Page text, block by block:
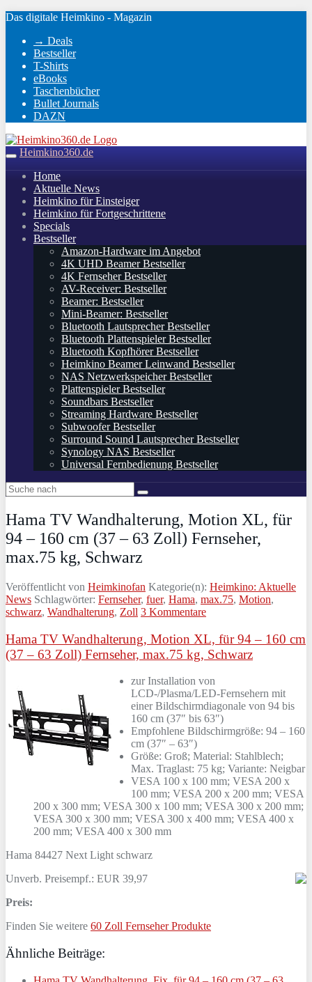
Skip
main
content
Das digitale Heimkino - Magazin
→ Deals
Bestseller
T-Shirts
eBooks
Taschenbücher
Bullet Journals
DAZN
Toggle
navigation
Heimkino360.de
Home
Aktuelle News
Heimkino für Einsteiger
Heimkino für Fortgeschrittene
Specials
Bestseller
Amazon-Hardware im Angebot
4K UHD Beamer Bestseller
4K Fernseher Bestseller
AV-Receiver: Bestseller
Beamer: Bestseller
Mini-Beamer: Bestseller
Bluetooth Lautsprecher Bestseller
Bluetooth Plattenspieler Bestseller
Bluetooth Kopfhörer Bestseller
Heimkino Beamer Leinwand Bestseller
NAS Netzwerkspeicher Bestseller
Plattenspieler Bestseller
Soundbars Bestseller
Streaming Hardware Bestseller
Subwoofer Bestseller
Surround Sound Lautsprecher Bestseller
Synology NAS Bestseller
Universal Fernbedienung Bestseller
Hama TV Wandhalterung, Motion XL, für
94 – 160 cm (37 – 63 Zoll) Fernseher,
max.75 kg, Schwarz
Veröffentlicht von Heimkinofan Kategorie(n): Heimkino: Aktuelle
News Schlagwörter: Fernseher, fuer, Hama, max.75, Motion,
schwarz, Wandhalterung, Zoll 3 Kommentare
Hama TV Wandhalterung, Motion XL, für 94 – 160 cm
(37 – 63 Zoll) Fernseher, max.75 kg, Schwarz
zur Installation von
LCD-/Plasma/LED-Fernsehern mit
einer Bildschirmdiagonale von 94 bis
160 cm (37″ bis 63″)
Empfohlene Bildschirmgröße: 94 – 160
cm (37″ – 63″)
Größe: Groß; Material: Stahlblech;
Max. Traglast: 75 kg; Variante: Neigbar
VESA 100 x 100 mm; VESA 200 x
100 mm; VESA 200 x 200 mm; VESA
200 x 300 mm; VESA 300 x 100 mm; VESA 300 x 200 mm;
VESA 300 x 300 mm; VESA 300 x 400 mm; VESA 400 x
200 mm; VESA 400 x 300 mm
Hama 84427 Next Light schwarz
Unverb. Preisempf.: EUR 39,97
Preis:
Finden Sie weitere 60 Zoll Fernseher Produkte
Ähnliche Beiträge: